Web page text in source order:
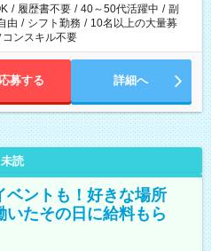
/ 履歴書不要 / 40～50代活躍中 / 副
由 / シフト勤務 / 10名以上の大量募
コンスキル不要
応募する 詳細へ
未読
ベントも！好きな場所
たその日に給料もら